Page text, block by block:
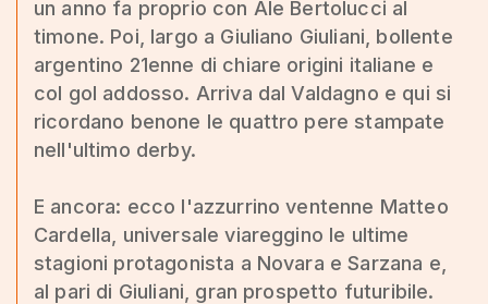
un anno fa proprio con Ale Bertolucci al
timone. Poi, largo a Giuliano Giuliani, bollente
argentino 21enne di chiare origini italiane e
col gol addosso. Arriva dal Valdagno e qui si
ricordano benone le quattro pere stampate
nell'ultimo derby.
E ancora: ecco l'azzurrino ventenne Matteo
Cardella, universale viareggino le ultime
stagioni protagonista a Novara e Sarzana e,
al pari di Giuliani, gran prospetto futuribile.